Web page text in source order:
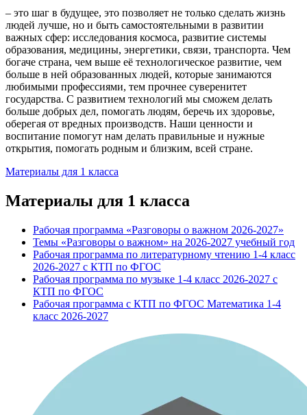
– это шаг в будущее, это позволяет не только сделать жизнь
людей лучше, но и быть самостоятельными в развитии
важных сфер: исследования космоса, развитие системы
образования, медицины, энергетики, связи, транспорта. Чем
богаче страна, чем выше её технологическое развитие, чем
больше в ней образованных людей, которые занимаются
любимыми профессиями, тем прочнее суверенитет
государства. С развитием технологий мы сможем делать
больше добрых дел, помогать людям, беречь их здоровье,
оберегая от вредных производств. Наши ценности и
воспитание помогут нам делать правильные и нужные
открытия, помогать родным и близким, всей стране.
Материалы для 1 класса
Материалы для 1 класса
Рабочая программа «Разговоры о важном 2026-2027»
Темы «Разговоры о важном» на 2026-2027 учебный год
Рабочая программа по литературному чтению 1-4 класс
2026-2027 с КТП по ФГОС
Рабочая программа по музыке 1-4 класс 2026-2027 с
КТП по ФГОС
Рабочая программа с КТП по ФГОС Математика 1-4
класс 2026-2027